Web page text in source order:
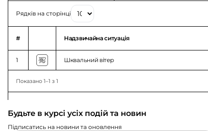
Рядків на сторінці
# Надзвичайна ситуація
1 Шквальний вітер
Показано 1–1 з 1
Будьте в курсі усіх подій та новин
Підписатись на новини та оновлення